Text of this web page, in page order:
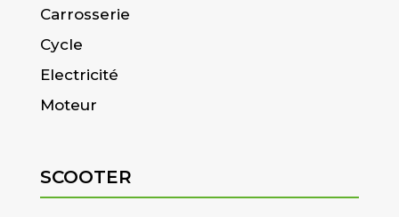
Carrosserie
Cycle
Electricité
Moteur
SCOOTER